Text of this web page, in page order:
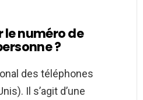
numéro de
?
des téléphones
Il s’agit d’une